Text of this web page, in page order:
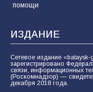
помощи
ИЗДАНИЕ
Сетевое издание
зарегистрировано
связи, информационных
(Роскомнадзор) —
декабря 2018 года.